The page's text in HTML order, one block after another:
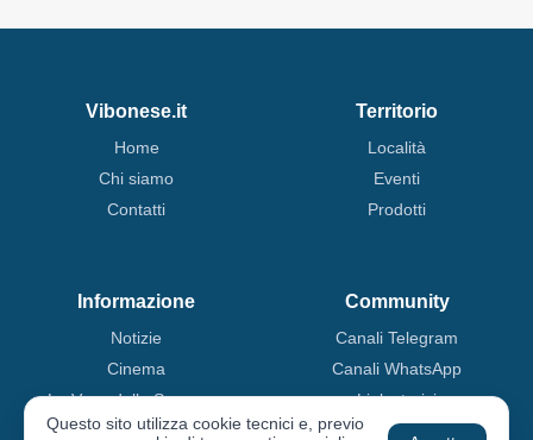
Vibonese.it
Home
Chi siamo
Contatti
Territorio
Località
Eventi
Prodotti
Informazione
Notizie
Cinema
La Voce della Speranza
Community
Canali Telegram
Canali WhatsApp
Link storici
Questo sito utilizza cookie tecnici e, previo